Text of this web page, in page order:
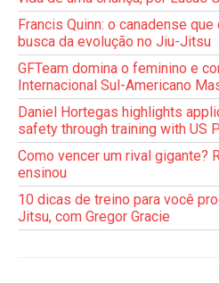
Francis Quinn: o canadense
busca da evolução no Jiu-Jitsu
GFTeam domina o feminino e
Internacional Sul-Americano
Daniel Hortegas highlights
safety through training with US
Como vencer um rival gigante?
ensinou
10 dicas de treino para você
Jitsu, com Gregor Gracie